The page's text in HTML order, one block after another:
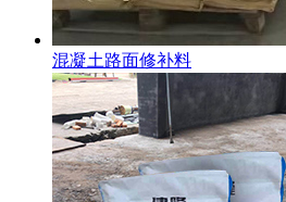
混凝土路面修补料